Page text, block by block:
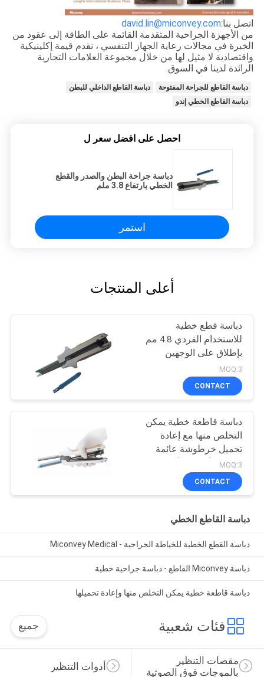
اتصل بنا:david.lin@miconvey.com
من الأجهزة الجراحية المتقدمة القائمة على الطاقة إلى عقود من
الخبرة في مجالات رعاية الجهاز التنفسي ، نقدم قيمة إكلينيكية
واقتصادية لا مثيل لها من خلال مجموعة العلامات التجارية
الرائدة لدينا في السوق.
دباسة القاطع للجراحة المفتوحة
دباسة القاطع الداخلي للبطن
دباسة القاطع الخطي إندو
احصل على افضل سعر ل
دباسة جراحة البطن والصدر والقطع
الخطي بارتفاع 3.8 ملم
استمر
أعلى المنتجات
دباسة قطع خطية
للاستخدام الفردي 4.8 مم
بإطلاق على الوجهين
MOQ:3
CONTACT
دباسة قاطعة خطية يمكن
التخلص منها مع إعادة
تحميل خرطوشة عائمة
باللون الأزرق والأخضر
MOQ:3
CONTACT
دباسة القاطع الخطي
دباسة القطع الخطية للخياطة الجراحية - Miconvey Medical
دباسة Miconvey القاطع - دباسة جراحية خطية
دباسة قاطعة خطية يمكن التخلص منها وإعادة تحميلها
فئات شعبية جميع
أدوات التنظير
مقصات التنظير
بالموجات فوق الصوتية